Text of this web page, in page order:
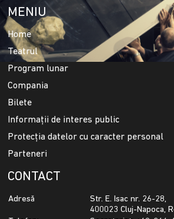
MENIU
Home
Teatrul
Program lunar
Compania
Bilete
Informații de interes public
Protecția datelor cu caracter personal
Parteneri
CONTACT
Adresă
Str. E. Isac nr. 26-28,
400023 Cluj-Napoca,